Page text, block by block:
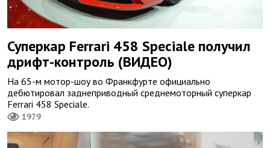
Суперкар Ferrari 458 Speciale получил
дрифт-контроль (ВИДЕО)
На 65-м мотор-шоу во Франкфурте официально
дебютировал заднеприводный среднемоторный суперкар
Ferrari 458 Speciale.
1979